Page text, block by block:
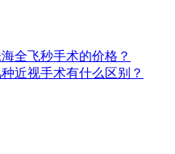
全飞秒手术的价格？
近视手术有什么区别？